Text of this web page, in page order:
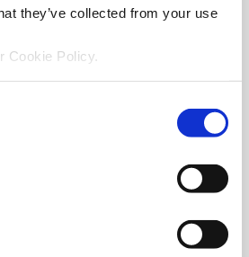
they’ve collected from your use
new window)
Cookie Policy.
Messen, bei denen
als Aussteller auftreten
in Ihrer Nähe sind und besuchen